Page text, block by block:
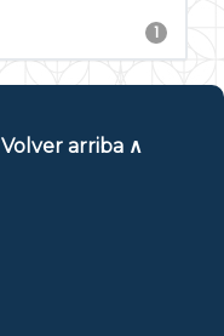
1
Volver arriba ∧